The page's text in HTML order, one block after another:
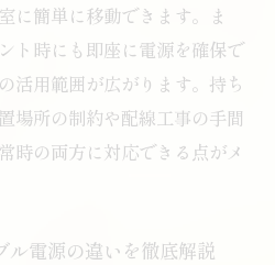
に簡単に移動できます。ま
ト時にも即座に電源を確保で
活用範囲が広がります。持ち
場所の制約や配線工事の手間
時の両方に対応できる点がメ
ル電源の違いを徹底解説